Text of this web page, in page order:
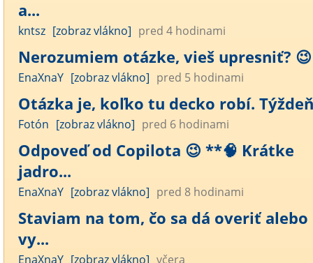
a...
kntsz [zobraz vlákno] pred 4 hodinami
Nerozumiem otázke, vieš upresniť? 😉
EnaXnaY [zobraz vlákno] pred 5 hodinami
Otázka je, koľko tu decko robí.
Fotón [zobraz vlákno] pred 6 hodinami
Odpoveď od Copilota 😉 **🧠 Krátke
jadro...
EnaXnaY [zobraz vlákno] pred 8 hodinami
Staviam na tom, čo sa dá overiť alebo
vy...
EnaXnaY [zobraz vlákno] včera